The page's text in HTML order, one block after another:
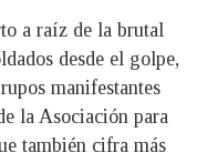
a raíz de la brutal
desde el golpe,
manifestantes
la Asociación para
también cifra más